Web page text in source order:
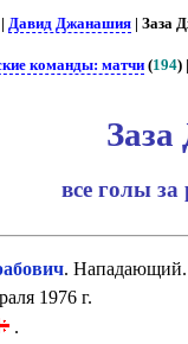
Давид Джанашия| Заза
команды: матчи(194)
все голы
. Нападающий.
1976 г.
.